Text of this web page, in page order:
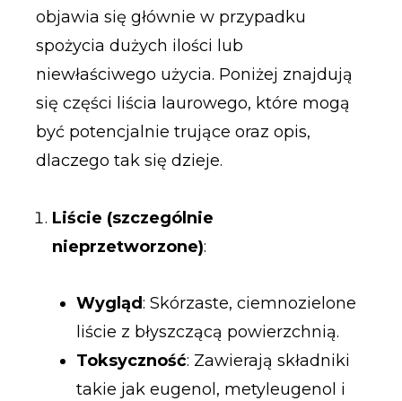
objawia się głównie w przypadku
spożycia dużych ilości lub
niewłaściwego użycia. Poniżej znajdują
się części liścia laurowego, które mogą
być potencjalnie trujące oraz opis,
dlaczego tak się dzieje.
Liście (szczególnie
nieprzetworzone):
Wygląd: Skórzaste, ciemnozielone
liście z błyszczącą powierzchnią.
Toksyczność: Zawierają składniki
takie jak eugenol, metyleugenol i